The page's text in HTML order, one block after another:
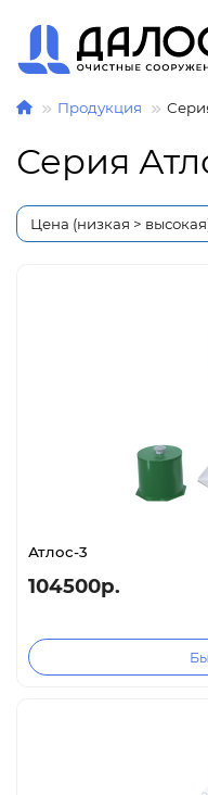
Продукция
Серия
Атлос-3
104500р.